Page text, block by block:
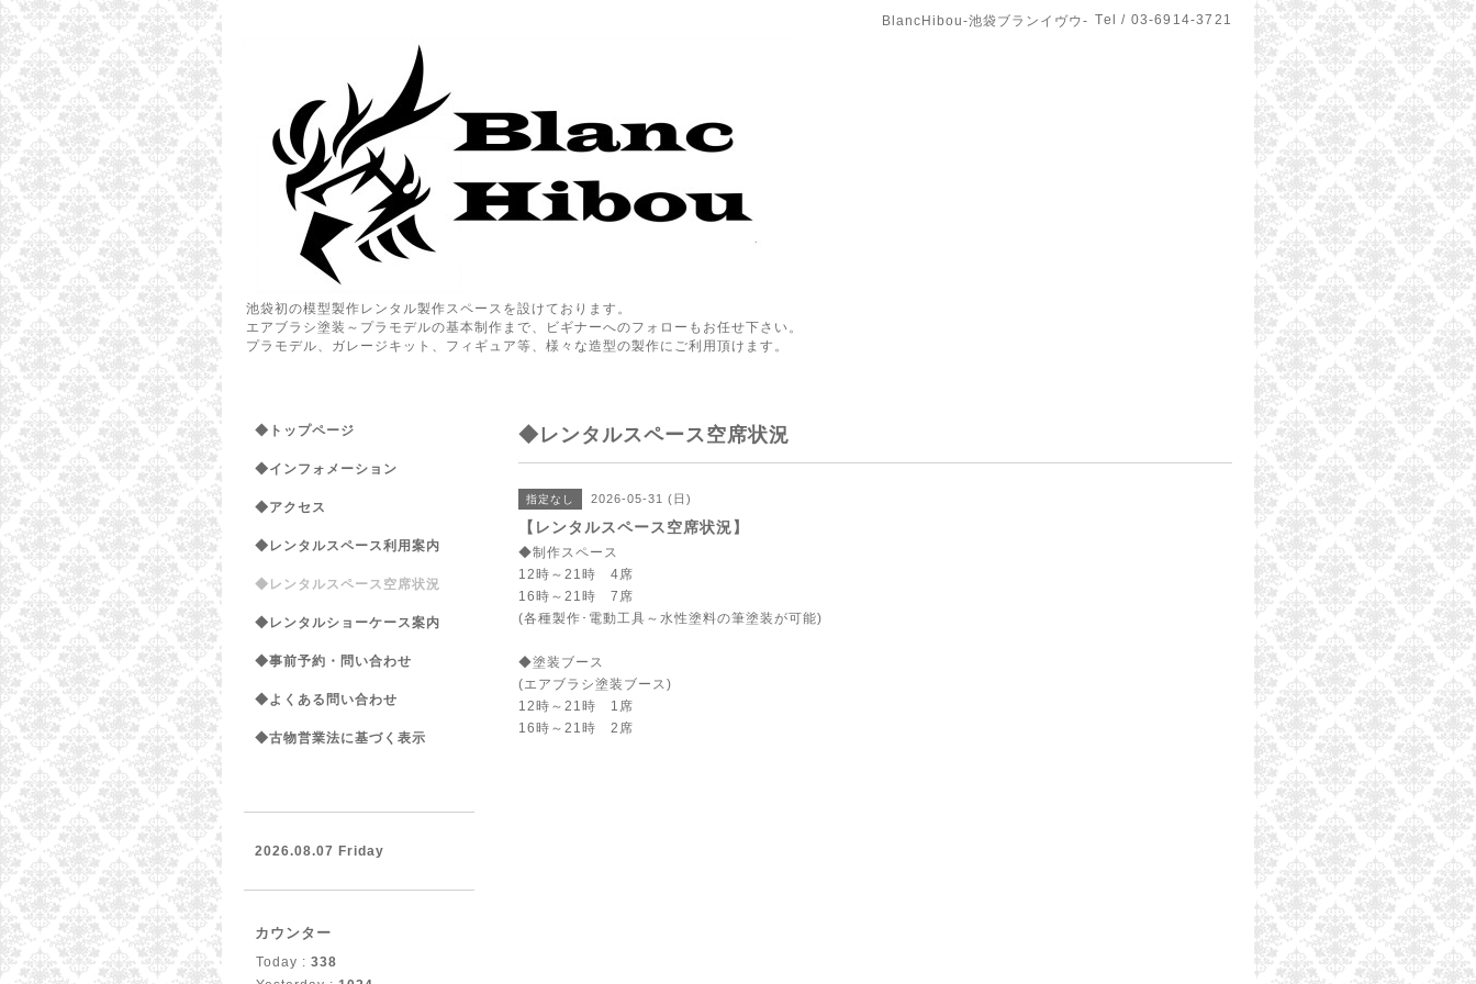
BlancHibou-池袋ブランイヴウ- Tel / 03-6914-3721
池袋初の模型製作レンタル製作スペースを設けております。
エアブラシ塗装～プラモデルの基本制作まで、ビギナーへのフォローもお任せ下さい。
プラモデル、ガレージキット、フィギュア等、様々な造型の製作にご利用頂けます。
◆レンタルスペース空席状況
指定なし 2026-05-31 (日)
【レンタルスペース空席状況】
◆制作スペース
12時～21時 4席
16時～21時 7席
(各種製作･電動工具～水性塗料の筆塗装が可能)
◆塗装ブース
(エアブラシ塗装ブース)
12時～21時 1席
16時～21時 2席
◆トップページ
◆インフォメーション
◆アクセス
◆レンタルスペース利用案内
◆レンタルスペース空席状況
◆レンタルショーケース案内
◆事前予約・問い合わせ
◆よくある問い合わせ
◆古物営業法に基づく表示
2026.08.07 Friday
カウンター
Today : 338